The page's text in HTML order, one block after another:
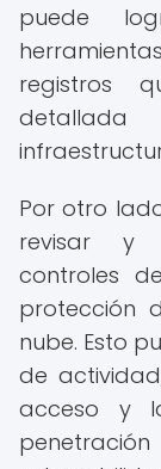
puede
registros
Por otro
revisar y
controles
protección
nube. Esto
de
acceso y